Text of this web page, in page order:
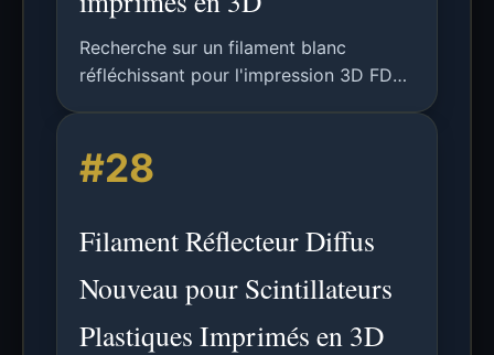
Recherche sur un filament blanc
réfléchissant pour l'impression 3D FDM
rendement lumineux et réduisant le
diaphonie optique.
#28
Filament Réflecteur Diffus
Nouveau pour Scintillateurs
Plastiques Imprimés en 3D